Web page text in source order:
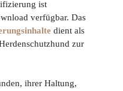
ist
verfügbar. Das
dient als
zur
ihrer Haltung,